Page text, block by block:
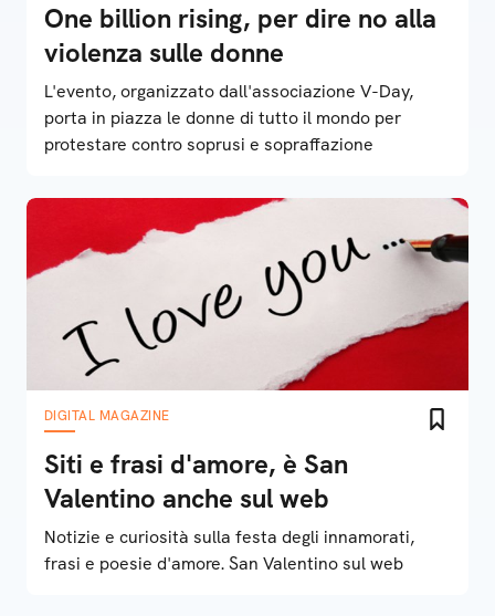
One billion rising, per dire no alla
violenza sulle donne
L'evento, organizzato dall'associazione V-Day,
porta in piazza le donne di tutto il mondo per
protestare contro soprusi e sopraffazione
DIGITAL MAGAZINE
Siti e frasi d'amore, è San
Valentino anche sul web
Notizie e curiosità sulla festa degli innamorati,
frasi e poesie d'amore. San Valentino sul web